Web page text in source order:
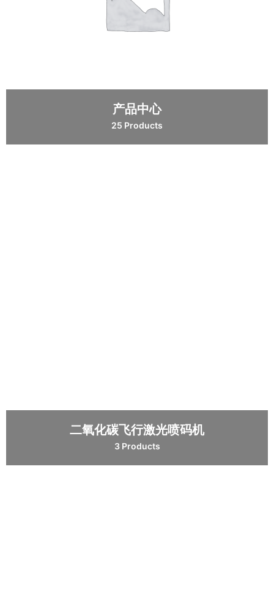
产品中心
25 Products
二氧化碳飞行激光喷码机
3 Products